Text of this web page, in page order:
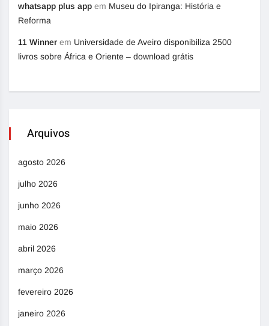
whatsapp plus app em Museu do Ipiranga: História e
Reforma
11 Winner em Universidade de Aveiro disponibiliza 2500
livros sobre África e Oriente – download grátis
Arquivos
agosto 2026
julho 2026
junho 2026
maio 2026
abril 2026
março 2026
fevereiro 2026
janeiro 2026